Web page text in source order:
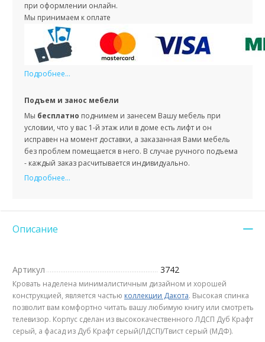
при оформлении онлайн.
Мы принимаем к оплате
Подробнее...
Подъем и занос мебели
Мы бесплатно поднимем и занесем Вашу мебель при
условии, что у вас 1-й этаж или в доме есть лифт и он
исправен на момент доставки, а заказанная Вами мебель
без проблем помещается в него. В случае ручного подъема
- каждый заказ расчитывается индивидуально.
Подробнее...
Описание
Артикул 3742
Кровать наделена минималистичным дизайном и хорошей
конструкцией, является частью коллекции Дакота. Высокая спинка
позволит вам комфортно читать вашу любимую книгу или смотреть
телевизор. Корпус сделан из высококачественного ЛДСП Дуб Крафт
серый, а фасад из Дуб Крафт серый(ЛДСП)/Твист серый (МДФ).